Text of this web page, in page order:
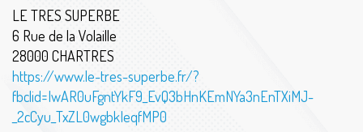
LE TRES SUPERBE
6 Rue de la Volaille
28000 CHARTRES
https://www.le-tres-superbe.fr/?
fbclid=IwAR0uFgntYkF9_EvQ3bHnKEmNYa3nEnTXiMJ-
_2cCyu_TxZL0wgbkIeqfMP0